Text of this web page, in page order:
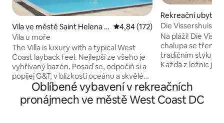
Vila ve městě Saint Helena B
ay
Průměrné hodnocení 4,84 z 5,
4,84 (172)
Vila u moře
The Villa is luxury with a typical West
Coast layback feel. Nejlepší ze všeho je
vyhřívaný bazén. Posaď se, odpočiň si a
popíjej G&T, v blízkosti oceánu a skvělého
výhledu. Nejlepší poloha, 30 m od pláže.
Páry a rodiny s dětmi si to zamilují.
Krásný výhled ze všech pokojů, kde
Rekreační
ě Paternoster
Die Vissershuisie
výhled
Na pláži! Die
chalupa se třemi
tradičním stylu
Každá z ložnic je s vlastní koupelnou a
účtovány ZA
dispozici je velký
vybavenou DSTV a
Oblíbené vybavení v rekreačních
pronájmech ve městě West Coast DC